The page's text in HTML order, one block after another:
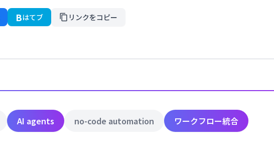
Bはてブ リンクをコピー
AI agents no-code automation ワークフロー統合